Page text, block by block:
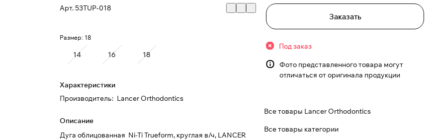
Арт.53TUP-018
Размер: 18
14 16 18
Характеристики
Производитель: Lancer Orthodontics
Описание
Дуга облицованная Ni-Ti Trueform, круглая в/ч, LANCER
Заказать
Под заказ
Фото представленного товара могут
отличаться от оригинала продукции
Все товары Lancer Orthodontics
Все товары категории